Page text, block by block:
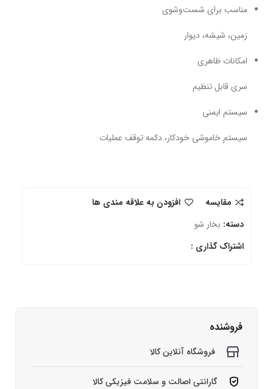
مناسب برای شست‌و‌شوی
زمین، شیشه، دیوار
امکانات ظاهری
سری قابل تنظیم
سیستم ایمنی
سیستم خاموشی خودکار، دکمه توقف عملیات
مقایسه
افزودن به علاقه مندی ها
دسته: بخار شو
اشتراک گذاری :
فروشنده
فروشگاه آنلاین کالا
گارانتی اصالت و سلامت فیزیکی کالا